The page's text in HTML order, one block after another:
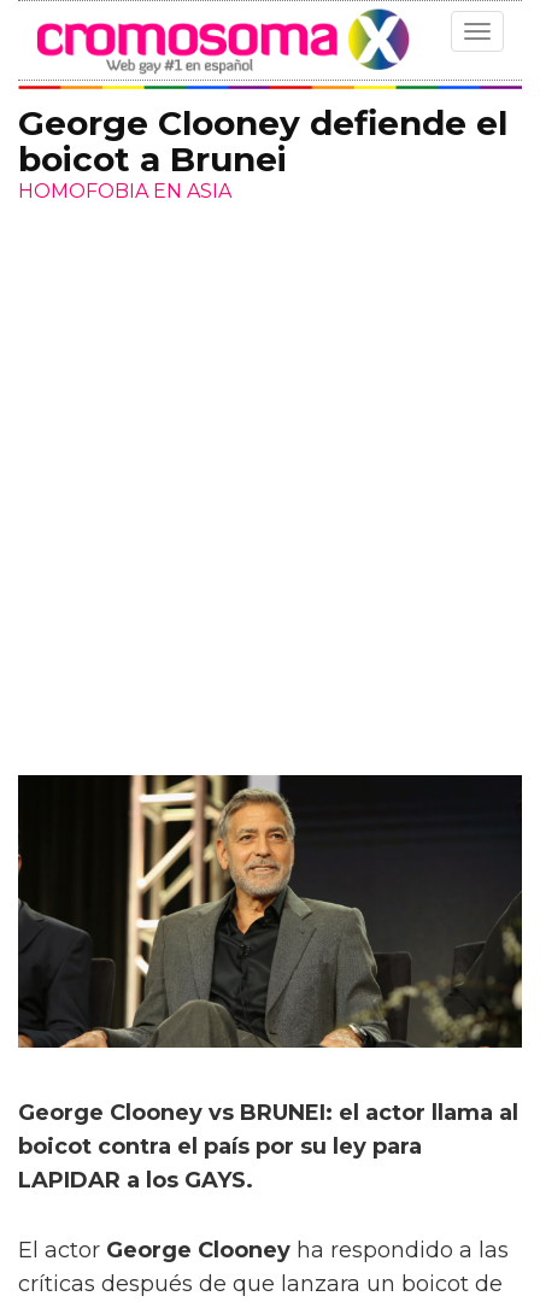
Toggle
George Clooney defiende el
boicot a Brunei
HOMOFOBIA EN ASIA
George Clooney vs BRUNEI: el actor llama al
boicot contra el país por su ley para
LAPIDAR a los GAYS.
El actor George Clooney ha respondido a las
críticas después de que lanzara un boicot de